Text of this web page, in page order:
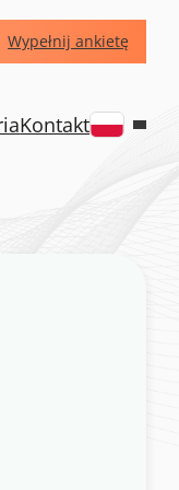
Wypełnij ankietę
Kontakt